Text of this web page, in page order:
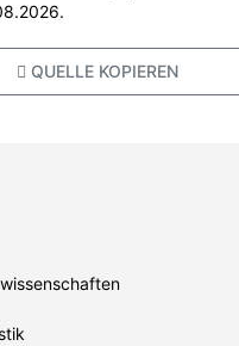
QUELLE KOPIEREN